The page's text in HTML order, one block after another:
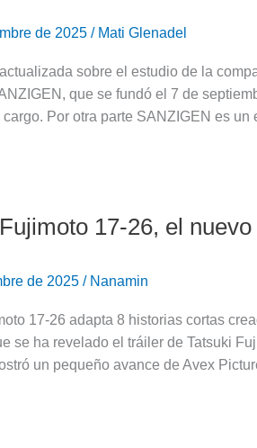
de 2025 / Mati Glenadel
sobre el estudio de la
que se fundó el 7 de
Por otra parte SANZIGEN es un
17-26, el
de 2025 / Nanamin
17-26 adapta 8 historias cortas
se ha revelado el tráiler de Tatsuki
un pequeño avance de Avex